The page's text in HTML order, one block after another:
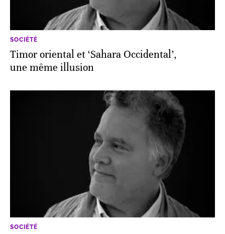
SOCIÉTÉ
Timor oriental et ‘Sahara Occidental’,
une même illusion
SOCIÉTÉ